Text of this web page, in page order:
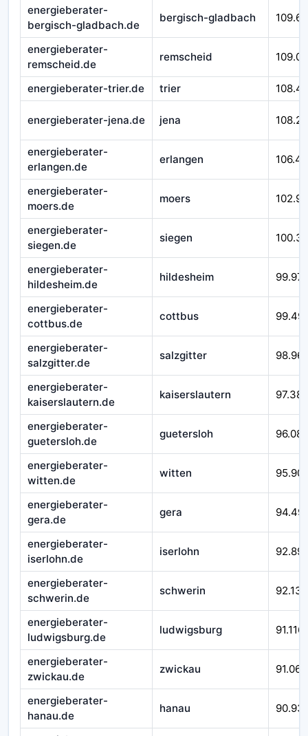
energieberater-
bergisch-gladbach.de
bergisch-gladbach
energieberater-
remscheid.de
remscheid
energieberater-trier.de trier
energieberater-jena.de jena
energieberater-
erlangen.de
erlangen
energieberater-
moers.de
moers
energieberater-
siegen.de
siegen
energieberater-
hildesheim.de
hildesheim
energieberater-
cottbus.de
cottbus 99.491
energieberater-
salzgitter.de
salzgitter
energieberater-
kaiserslautern.de
kaiserslautern 97.382
energieberater-
guetersloh.de
guetersloh 96.085
energieberater-
witten.de
witten
energieberater-
gera.de
gera
energieberater-
iserlohn.de
iserlohn
energieberater-
schwerin.de
schwerin 92.138
energieberater-
ludwigsburg.de
ludwigsburg 91.116
energieberater-
zwickau.de
zwickau 91.066
energieberater-
hanau.de
hanau